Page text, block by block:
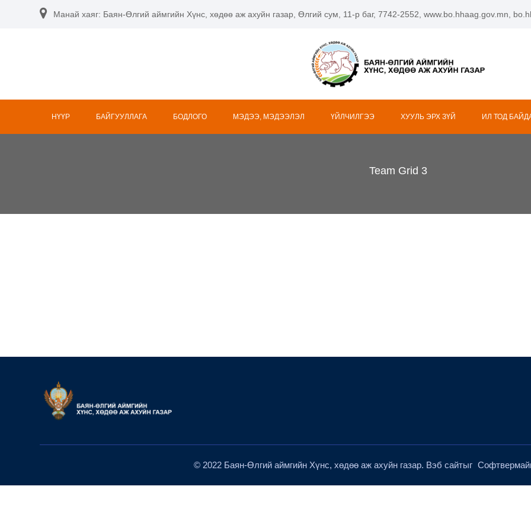
Манай хаяг: Баян-Өлгий аймгийн Хүнс, хөдөө аж ахуйн газар, Өлгий сум, 11-р баг, 7742-2552, www.bo.hhaag.gov.mn,
НҮҮР БАЙГУУЛЛАГА БОДЛОГО МЭДЭЭ, МЭДЭЭЛЭЛ ҮЙЛЧИЛГЭЭ ХУУЛЬ ЭРХ ЗҮЙ ИЛ ТОД
Team Grid 3
© 2022 Баян-Өлгий аймгийн Хүнс, хөдөө аж ахуйн газар. Вэб сайтыг